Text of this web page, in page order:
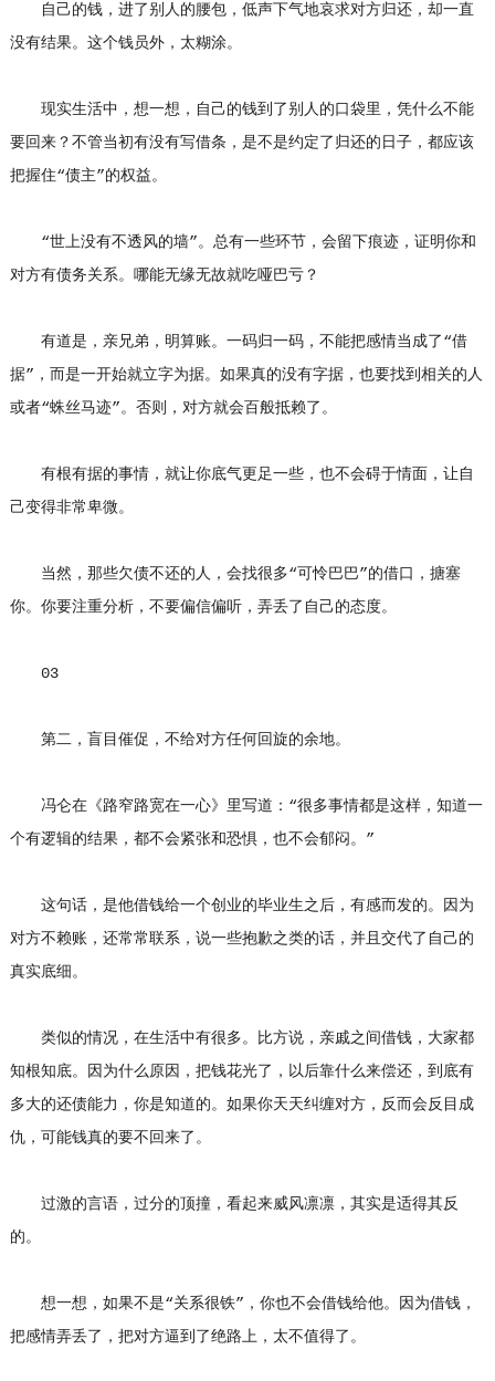
自己的钱，进了别人的腰包，低声下气地哀求对方归还，却一直
没有结果。这个钱员外，太糊涂。
现实生活中，想一想，自己的钱到了别人的口袋里，凭什么不能
要回来？不管当初有没有写借条，是不是约定了归还的日子，都应该
把握住“债主”的权益。
“世上没有不透风的墙”。总有一些环节，会留下痕迹，证明你和
对方有债务关系。哪能无缘无故就吃哑巴亏？
有道是，亲兄弟，明算账。一码归一码，不能把感情当成了“借
据”，而是一开始就立字为据。如果真的没有字据，也要找到相关的人
或者“蛛丝马迹”。否则，对方就会百般抵赖了。
有根有据的事情，就让你底气更足一些，也不会碍于情面，让自
己变得非常卑微。
当然，那些欠债不还的人，会找很多“可怜巴巴”的借口，搪塞
你。你要注重分析，不要偏信偏听，弄丢了自己的态度。
03
第二，盲目催促，不给对方任何回旋的余地。
冯仑在《路窄路宽在一心》里写道：“很多事情都是这样，知道一
个有逻辑的结果，都不会紧张和恐惧，也不会郁闷。”
这句话，是他借钱给一个创业的毕业生之后，有感而发的。因为
对方不赖账，还常常联系，说一些抱歉之类的话，并且交代了自己的
真实底细。
类似的情况，在生活中有很多。比方说，亲戚之间借钱，大家都
知根知底。因为什么原因，把钱花光了，以后靠什么来偿还，到底有
多大的还债能力，你是知道的。如果你天天纠缠对方，反而会反目成
仇，可能钱真的要不回来了。
过激的言语，过分的顶撞，看起来威风凛凛，其实是适得其反
的。
想一想，如果不是“关系很铁”，你也不会借钱给他。因为借钱，
把感情弄丢了，把对方逼到了绝路上，太不值得了。